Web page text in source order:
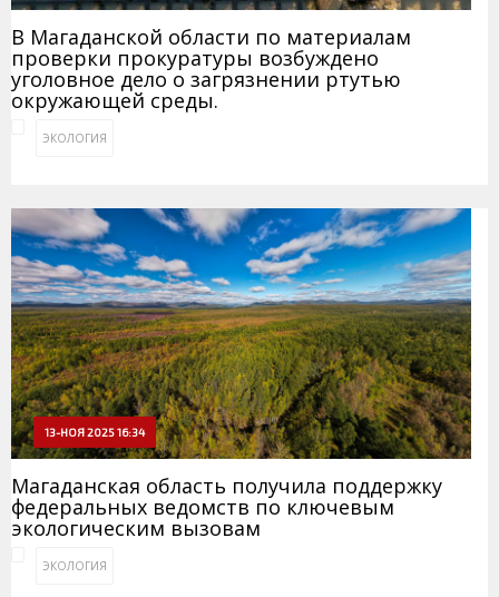
В Магаданской области по материалам
проверки прокуратуры возбуждено
уголовное дело о загрязнении ртутью
окружающей среды.
ЭКОЛОГИЯ
13-НОЯ 2025 16:34
Магаданская область получила поддержку
федеральных ведомств по ключевым
экологическим вызовам
ЭКОЛОГИЯ